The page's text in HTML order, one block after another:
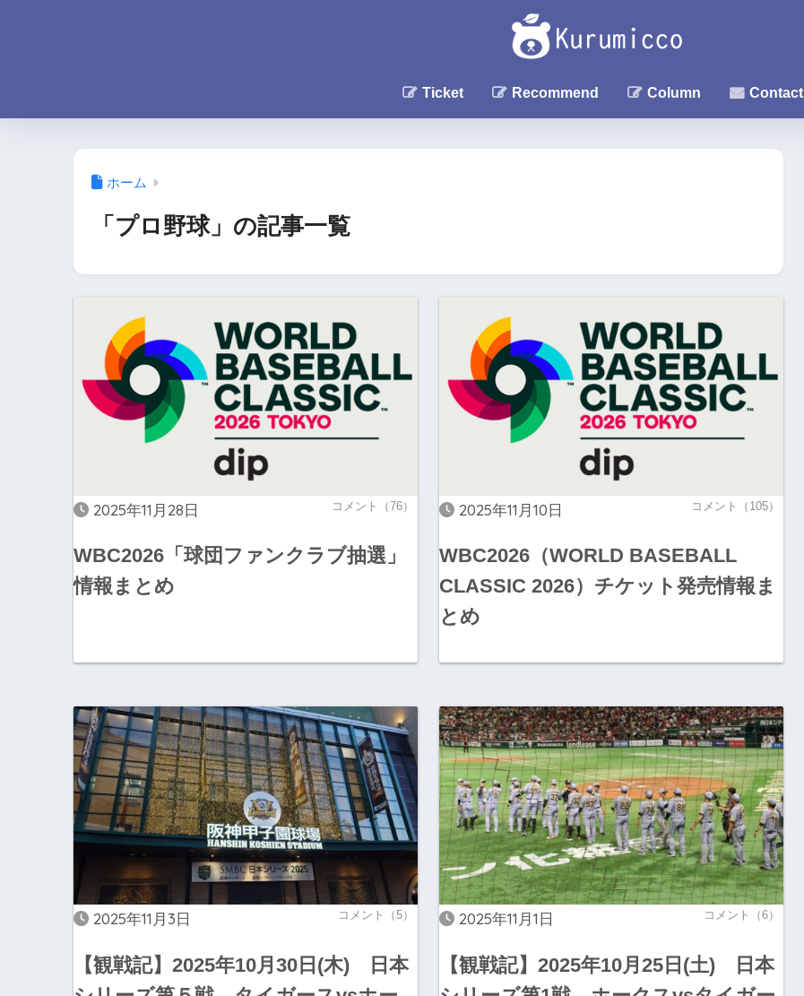
Ticket Recommend Column Contact
ホーム
「プロ野球」の記事一覧
2025年11月28日 コメント（76）
WBC2026「球団ファンクラブ抽選」
情報まとめ
2025年11月10日 コメント（105）
WBC2026（WORLD BASEBALL
CLASSIC 2026）チケット発売情報ま
とめ
2025年11月3日 コメント（5）
【観戦記】2025年10月30日(木) 日本
2025年11月1日 コメント（6）
【観戦記】2025年10月25日(土) 日本